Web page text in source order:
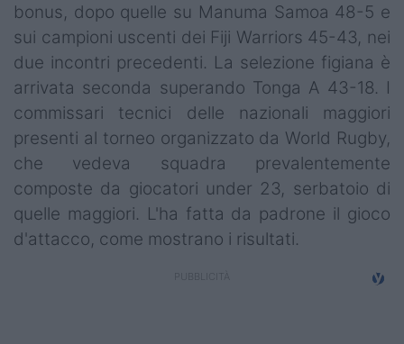
Mercato
Serie A Elite
Campionati
Serie A
Serie B
Serie C
bonus, dopo quelle su Manuma Samoa 48-5 e
sui campioni uscenti dei Fiji Warriors 45-43, nei
due incontri precedenti. La selezione figiana è
arrivata seconda superando Tonga A 43-18. I
commissari tecnici delle nazionali maggiori
presenti al torneo organizzato da World Rugby,
che vedeva squadra prevalentemente
composte da giocatori under 23, serbatoio di
quelle maggiori. L'ha fatta da padrone il gioco
d'attacco, come mostrano i risultati.